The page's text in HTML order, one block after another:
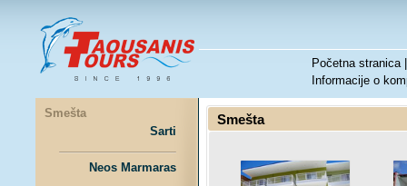
Početna stranica
Informacije o
Smešta
Sarti
Neos Marmaras
Smešta